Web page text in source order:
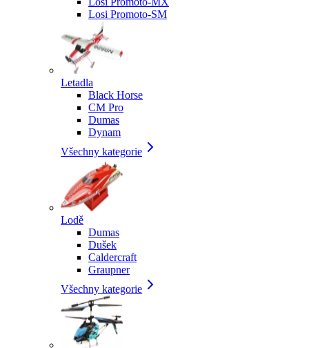
Losi Promoto-SM
Letadla
Black Horse
CM Pro
Dumas
Dynam
Všechny kategorie
Lodě
Dumas
Dušek
Caldercraft
Graupner
Všechny kategorie